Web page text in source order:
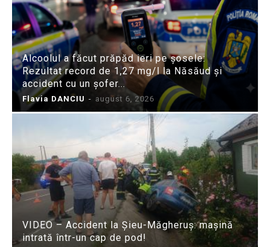
Alcoolul a făcut prăpăd ieri pe șosele:
Rezultat record de 1,27 mg/l la Năsăud și
accident cu un șofer...
Flavia DANCIU - august 6, 2026
VIDEO – Accident la Șieu-Măgheruș: mașină
intrată într-un cap de pod!